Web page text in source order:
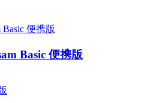
Basic 便携版